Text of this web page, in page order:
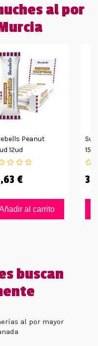
al por
Peanut
12ud
€
al carrito
buscan
al por mayor